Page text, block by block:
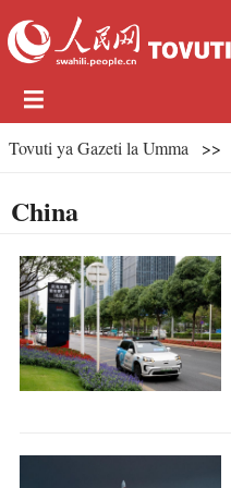
Tovuti ya Gazeti la Umma >>
China